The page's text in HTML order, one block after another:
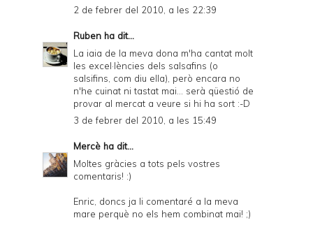
2 de febrer del 2010, a les 22:39
Ruben ha dit...
La iaia de la meva dona m'ha cantat molt
les excel·lències dels salsafins (o
salsifins, com diu ella), però encara no
n'he cuinat ni tastat mai... serà qüestió de
provar al mercat a veure si hi ha sort :-D
3 de febrer del 2010, a les 15:49
Mercè ha dit...
Moltes gràcies a tots pels vostres
comentaris! :)
Enric, doncs ja li comentaré a la meva
mare perquè no els hem combinat mai! ;)